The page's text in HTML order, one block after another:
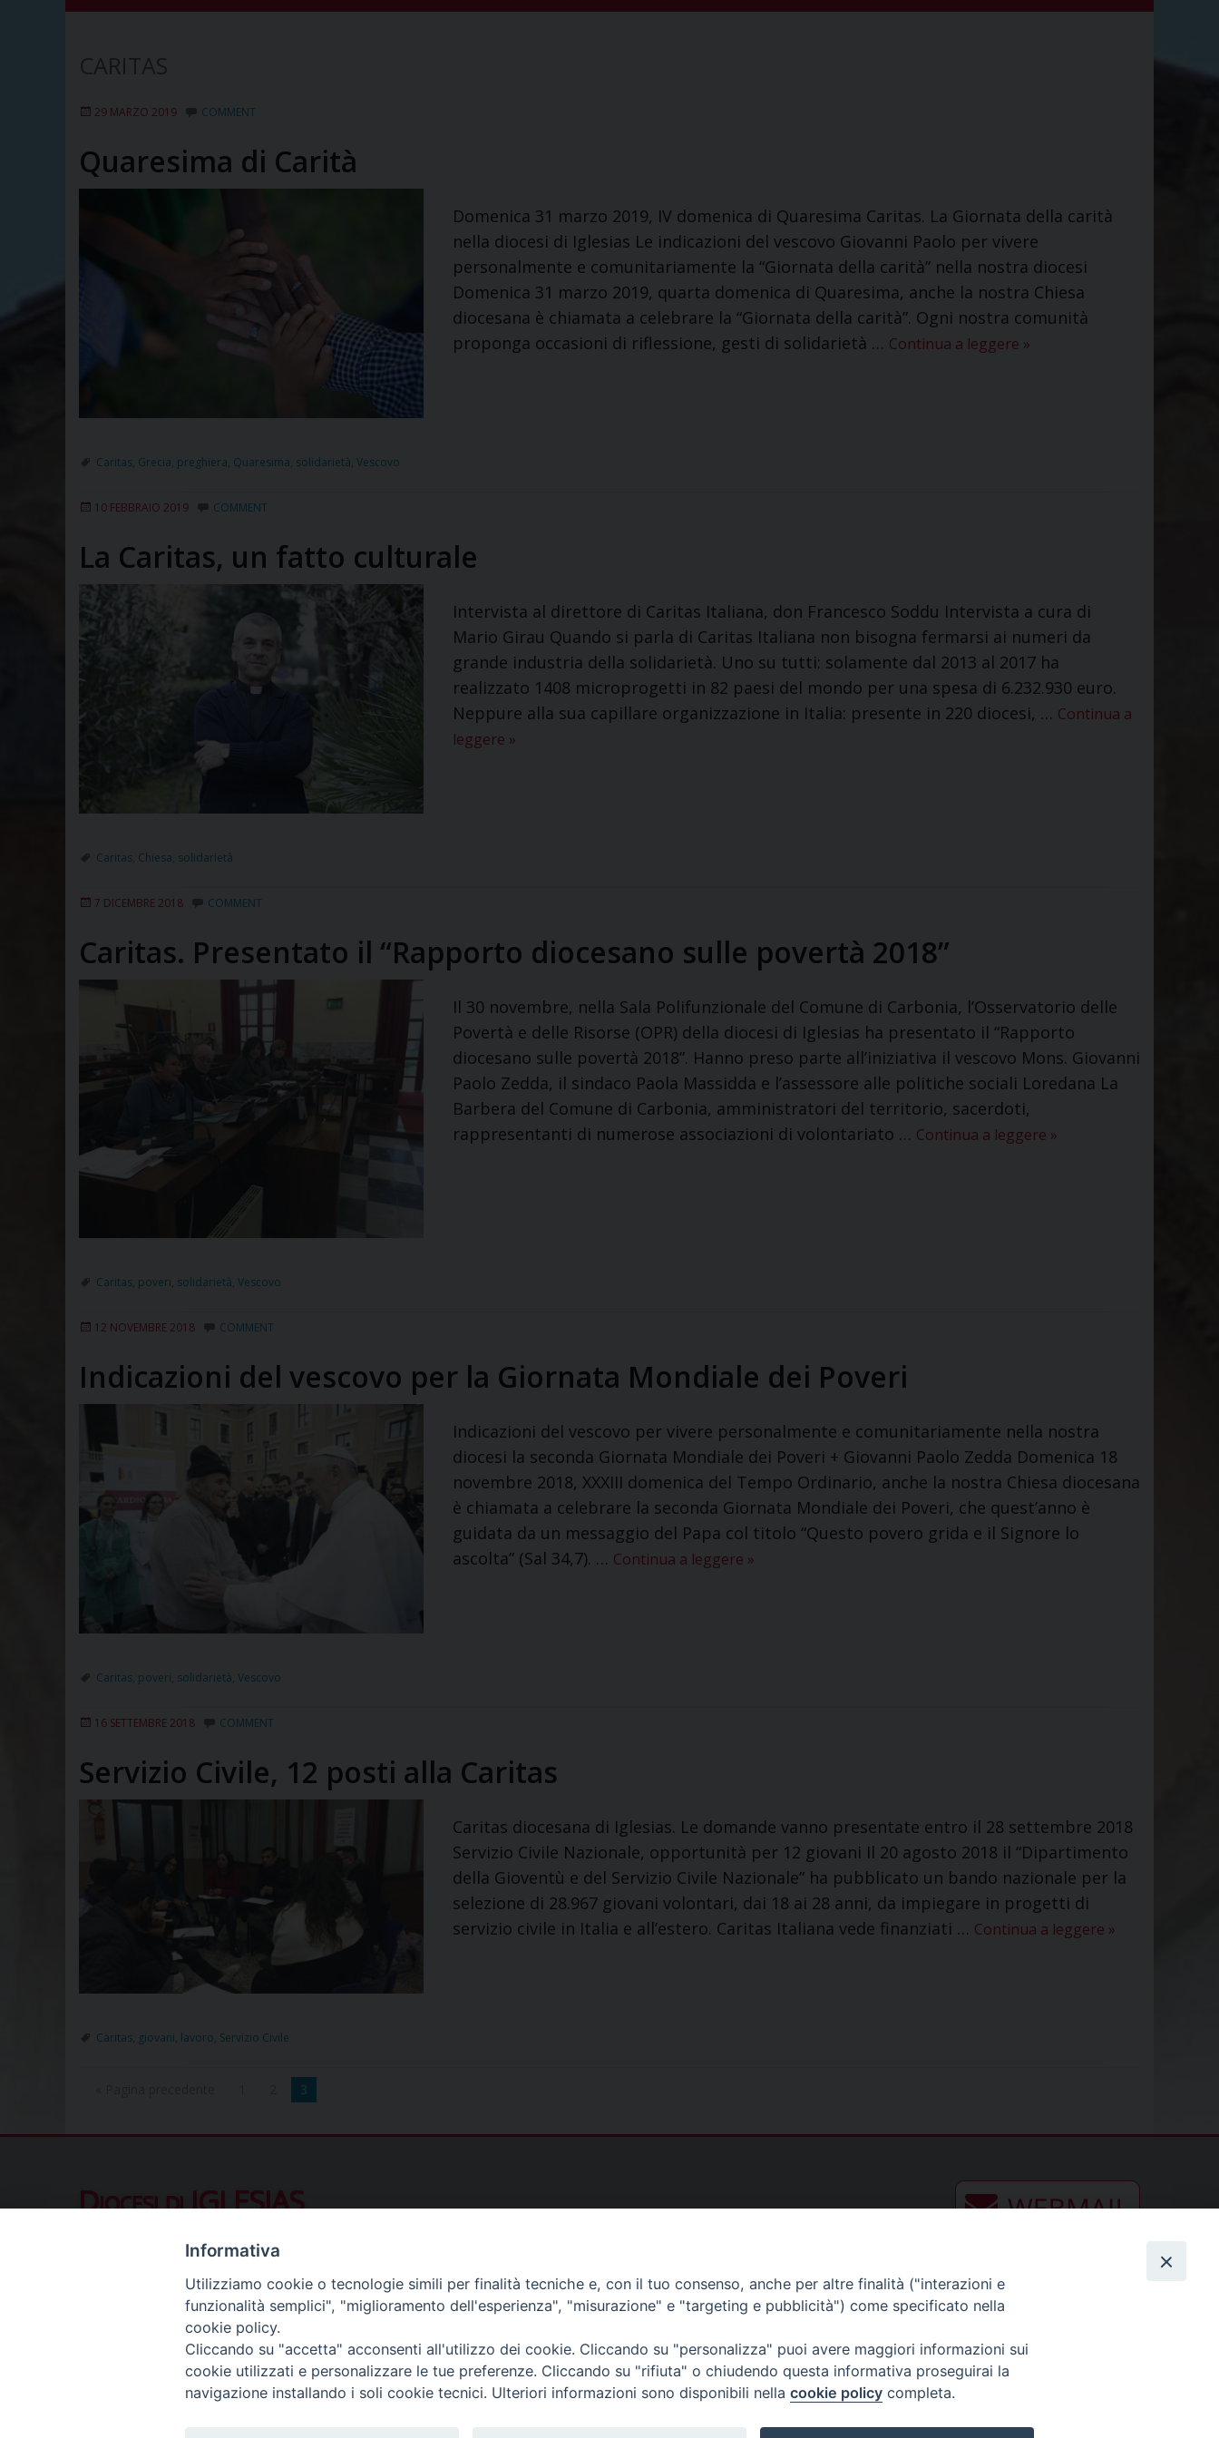
29 MARZO 2019 COMMENT
Quaresima di Carità
Domenica 31 marzo 2019, IV domenica di Quaresima Caritas. La Giornata della carità
nella diocesi di Iglesias Le indicazioni del vescovo Giovanni Paolo per vivere
personalmente e comunitariamente la “Giornata della carità” nella nostra diocesi
Domenica 31 marzo 2019, quarta domenica di Quaresima, anche la nostra Chiesa
diocesana è chiamata a celebrare la “Giornata della carità”. Ogni nostra comunità
proponga occasioni di riflessione, gesti di solidarietà … Continua a leggere »
Caritas Grecia preghiera Quaresima solidarietà Vescovo
10 FEBBRAIO 2019 COMMENT
La Caritas, un fatto culturale
Intervista al direttore di Caritas Italiana, don Francesco Soddu Intervista a cura di
Mario Girau Quando si parla di Caritas Italiana non bisogna fermarsi ai numeri da
grande industria della solidarietà. Uno su tutti: solamente dal 2013 al 2017 ha
realizzato 1408 microprogetti in 82 paesi del mondo per una spesa di 6.232.930 euro.
Neppure alla sua capillare organizzazione in Italia: presente in 220 diocesi, … Continua a
leggere »
Caritas Chiesa solidarietà
7 DICEMBRE 2018 COMMENT
Caritas. Presentato il “Rapporto diocesano sulle povertà 2018”
Il 30 novembre, nella Sala Polifunzionale del Comune di Carbonia, l’Osservatorio delle
Povertà e delle Risorse (OPR) della diocesi di Iglesias ha presentato il “Rapporto
diocesano sulle povertà 2018”. Hanno preso parte all’iniziativa il vescovo Mons. Giovanni
Paolo Zedda, il sindaco Paola Massidda e l’assessore alle politiche sociali Loredana La
Barbera del Comune di Carbonia, amministratori del territorio, sacerdoti,
rappresentanti di numerose associazioni di volontariato … Continua a leggere »
Caritas poveri solidarietà Vescovo
12 NOVEMBRE 2018 COMMENT
Indicazioni del vescovo per la Giornata Mondiale dei Poveri
Indicazioni del vescovo per vivere personalmente e comunitariamente nella nostra
diocesi la seconda Giornata Mondiale dei Poveri + Giovanni Paolo Zedda Domenica 18
novembre 2018, XXXIII domenica del Tempo Ordinario, anche la nostra Chiesa diocesana
è chiamata a celebrare la seconda Giornata Mondiale dei Poveri, che quest’anno è
guidata da un messaggio del Papa col titolo “Questo povero grida e il Signore lo
ascolta” (Sal 34,7). … Continua a leggere »
Caritas poveri solidarietà Vescovo
16 SETTEMBRE 2018 COMMENT
Servizio Civile, 12 posti alla Caritas
Caritas diocesana di Iglesias. Le domande vanno presentate entro il 28 settembre 2018
Servizio Civile Nazionale, opportunità per 12 giovani Il 20 agosto 2018 il “Dipartimento
della Gioventù e del Servizio Civile Nazionale” ha pubblicato un bando nazionale per la
selezione di 28.967 giovani volontari, dai 18 ai 28 anni, da impiegare in progetti di
servizio civile in Italia e all’estero. Caritas Italiana vede finanziati … Continua a leggere »
Caritas giovani lavoro Servizio Civile
3
Diocesi di IGLESIAS
Piazza Municipio 10, 09016 Iglesias (SU)
Telefono (ore ufficio):078122411
Segreteria del Vescovo:segreteriavescovo.iglesias@gmail.com
curia_iglesias@libero.it
Cancelleria (richiesta documenti):canc.curia.iglesias@tiscali.it
Comunicazione & media (ufficio stampa):
ucs.iglesias@gmail.com
Informativa
Utilizziamo cookie o tecnologie simili per finalità tecniche e, con il tuo consenso, anche per altre finalità ("interazioni e
funzionalità semplici", "miglioramento dell'esperienza", "misurazione" e "targeting e pubblicità") come specificato nella
cookie policy.
Cliccando su "accetta" acconsenti all'utilizzo dei cookie. Cliccando su "personalizza" puoi avere maggiori informazioni sui
cookie utilizzati e personalizzare le tue preferenze. Cliccando su "rifiuta" o chiudendo questa informativa proseguirai la
navigazione installando i soli cookie tecnici. Ulteriori informazioni sono disponibili nella cookie policy completa.